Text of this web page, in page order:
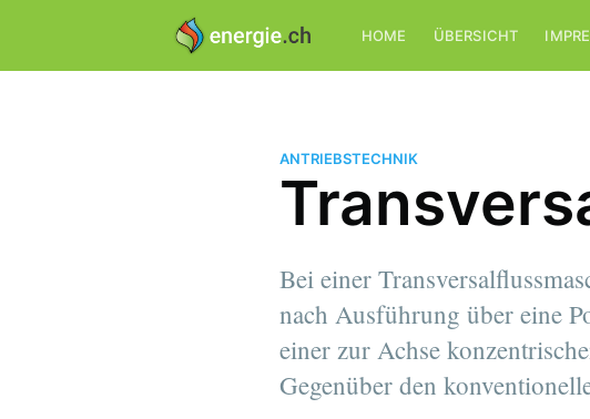
HOME ÜBERSICHT
ANTRIEBSTECHNIK
Bei einer
nach Ausführung über eine
einer zur Achse
Gegenüber den
Ingenieur für Energie- und Antriebstechnik